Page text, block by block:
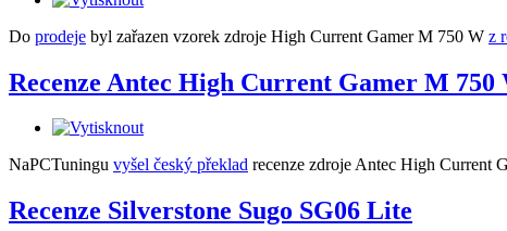
Do prodeje byl zařazen vzorek zdroje High Current Gamer M 750 W z
Recenze Antec High Current Gamer M 750
NaPCTuningu vyšel český překlad recenze zdroje Antec High Current
Recenze Silverstone Sugo SG06 Lite